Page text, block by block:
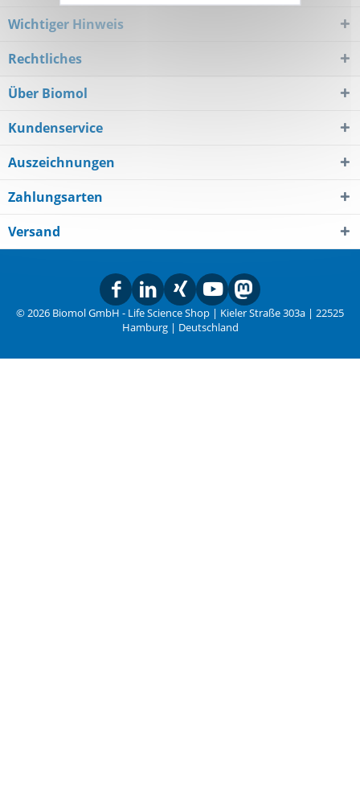
Wichtiger Hinweis
Rechtliches
Über Biomol
Kundenservice
Auszeichnungen
Zahlungsarten
Versand
© 2026 Biomol GmbH - Life Science Shop | Kieler Straße 303a | 22525
Hamburg | Deutschland